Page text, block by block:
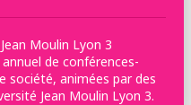
Moulin Lyon 3
de conférences-
société, animées par des
Jean Moulin Lyon 3.